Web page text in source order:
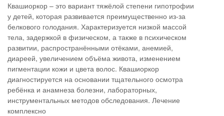
Квашиоркор – это вариант тяжёлой степени гипотрофии
у детей, которая развивается преимущественно из-за
белкового голодания. Характеризуется низкой массой
тела, задержкой в физическом, а также в психическом
развитии, распространёнными отёками, анемией,
диареей, увеличением объёма живота, изменением
пигментации кожи и цвета волос. Квашиоркор
диагностируется на основании тщательного осмотра
ребёнка и анамнеза болезни, лабораторных,
инструментальных методов обследования. Лечение
комплексно